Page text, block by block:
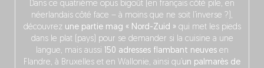
Dans ce quatrième opus bigoût (en français côté pile, en
néerlandais côté face – à moins que ne soit l’inverse ?),
découvrez une partie mag « Nord-Zuid » qui met les pieds
dans le plat (pays) pour se demander si la cuisine a une
langue, mais aussi 150 adresses flambant neuvesen
Flandre, à Bruxelles et en Wallonie, ainsi qu’ un palmarès de